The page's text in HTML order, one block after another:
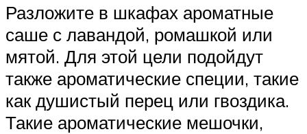
Разложите в шкафах ароматные
саше с лавандой, ромашкой или
мятой. Для этой цели подойдут
также ароматические специи, такие
как душистый перец или гвоздика.
Такие ароматические мешочки,